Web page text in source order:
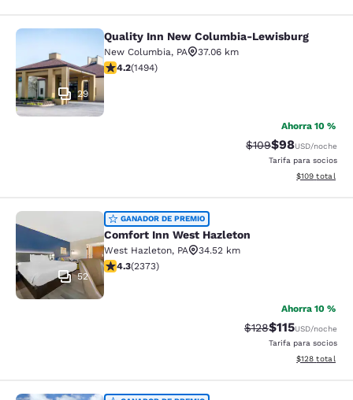
Quality Inn New Columbia-
29
Quality Inn New Columbia-Lewisburg
New Columbia, PA
37.06 km
Calificación de 4.15 estrellas. Muy bueno. 1494
4.2(1494)
Ahorra 10 %
Tarifa tachada:
$109Tarifa
$98USD/noche
Tarifa para socios
Ver detalles
$109 total
Comfort Inn West Hazleton
52
GANADOR DE PREMIO
Comfort Inn West Hazleton
West Hazleton, PA
34.52 km
Calificación de 4.25 estrellas. Excelente. 2373
4.3(2373)
Ahorra 10 %
Tarifa tachada:
$128Tarifa reducida:
$115USD/noche
Tarifa para socios
Ver detalles
$128 total